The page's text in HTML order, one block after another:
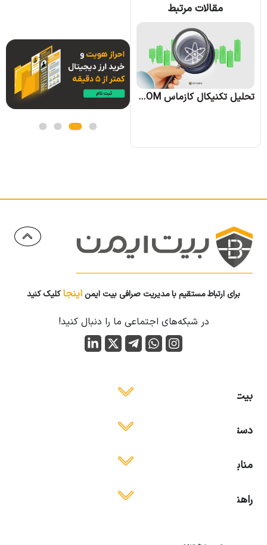
مقالات مرتبط
تحلیل تکنیکال کازماس ATOM؛ تاریخ 29 شهریور 1403
برای ارتباط مستقیم با مدیریت صرافی بیت ایمن اینجاکلیک کنید
در شبکه‌های اجتماعی ما را دنبال کنید!
بیت ایمن
دسترسی آسان
منابع آموزشی
راهنمای استفاده